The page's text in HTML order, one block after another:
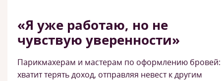
«Я уже работаю, но не
чувствую уверенности»
Парикмахерам и мастерам по оформлению бровей:
хватит терять доход, отправляя невест к другим